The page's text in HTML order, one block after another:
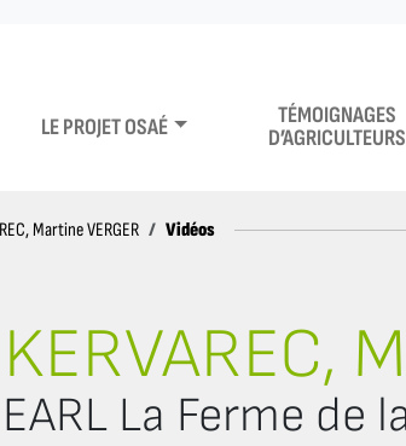
LE PROJET OSAÉ
TÉMOIGNAGES
D’AGRICULTEURS
Martine VERGER Vidéos
EARL La Ferme de